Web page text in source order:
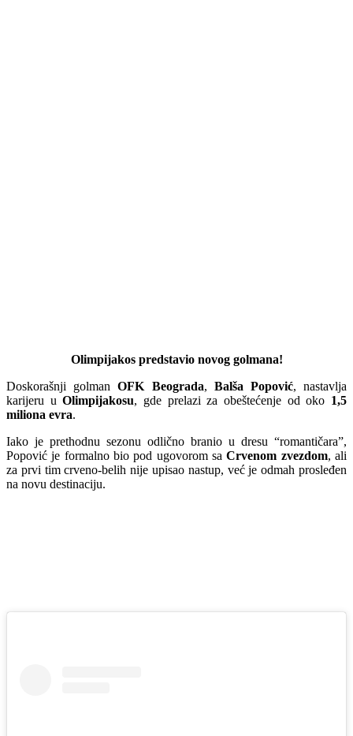
Olimpijakos predstavio novog golmana!
Doskorašnji golmanOFK Beograda, Balša Popović, nastavlja
karijeru uOlimpijakosu, gde prelazi za obeštećenje od oko 1,5
miliona evra.
Iako je prethodnu sezonu odlično branio u dresu “romantičara”,
Popović je formalno bio pod ugovorom saCrvenom zvezdom, ali
za prvi tim crveno-belih nije upisao nastup, već je odmah prosleđen
na novu destinaciju.